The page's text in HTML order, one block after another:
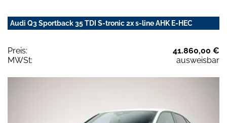
Audi Q3 Sportback 35 TDI S-tronic 2x s-line AHK E-HEC
Preis:
41.860,00 €
MWSt:
ausweisbar